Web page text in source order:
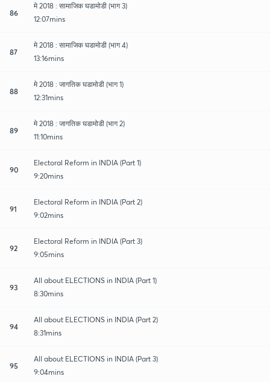
86
मे 2018 : सामाजिक घडामोडी (भाग 3)
12:07mins
87
मे 2018 : सामाजिक घडामोडी (भाग 4)
13:16mins
88
मे 2018 : जागतिक घडामोडी (भाग 1)
12:31mins
89
मे 2018 : जागतिक घडामोडी (भाग 2)
11:10mins
90
Electoral Reform in INDIA (Part 1)
9:20mins
91
Electoral Reform in INDIA (Part 2)
9:02mins
92
Electoral Reform in INDIA (Part 3)
9:05mins
93
All about ELECTIONS in INDIA (Part 1)
8:30mins
94
All about ELECTIONS in INDIA (Part 2)
8:31mins
95
All about ELECTIONS in INDIA (Part 3)
9:04mins